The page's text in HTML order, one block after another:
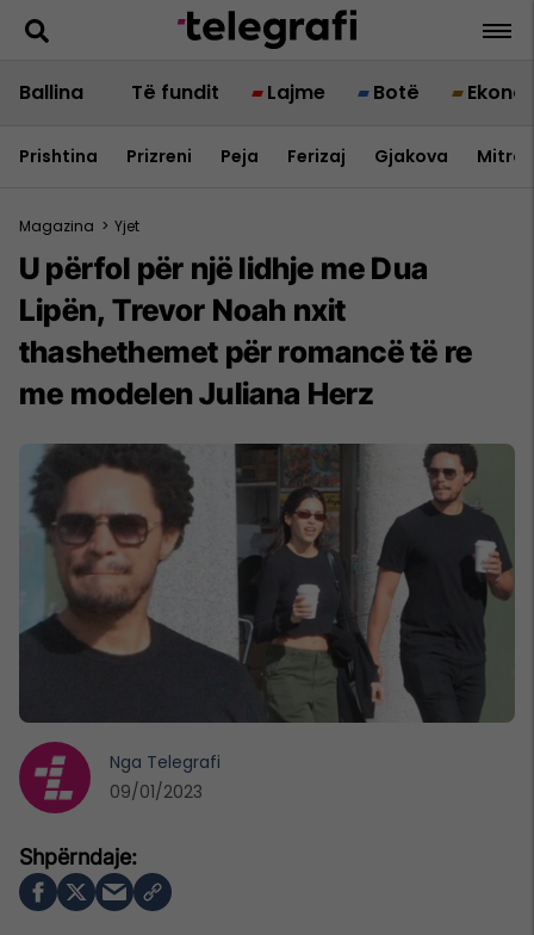
Ballina Të fundit Lajme Botë
Prishtina Prizreni Peja Ferizaj Gjakova
Magazina > Yjet
U përfol për një lidhje me Dua
Lipën, Trevor Noah nxit
thashethemet për romancë të re
me modelen Juliana Herz
Nga Telegrafi
09/01/2023